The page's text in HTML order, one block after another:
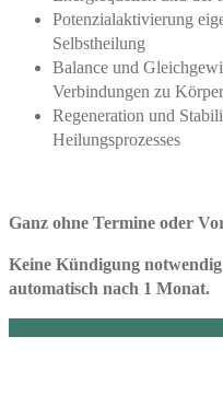
Potenzialaktivierung
Selbstheilung
Balance und
Verbindungen zu
Regeneration und
Heilungsprozesses
Ganz ohne Termine oder
Keine Kündigung
automatisch nach 1 Monat.